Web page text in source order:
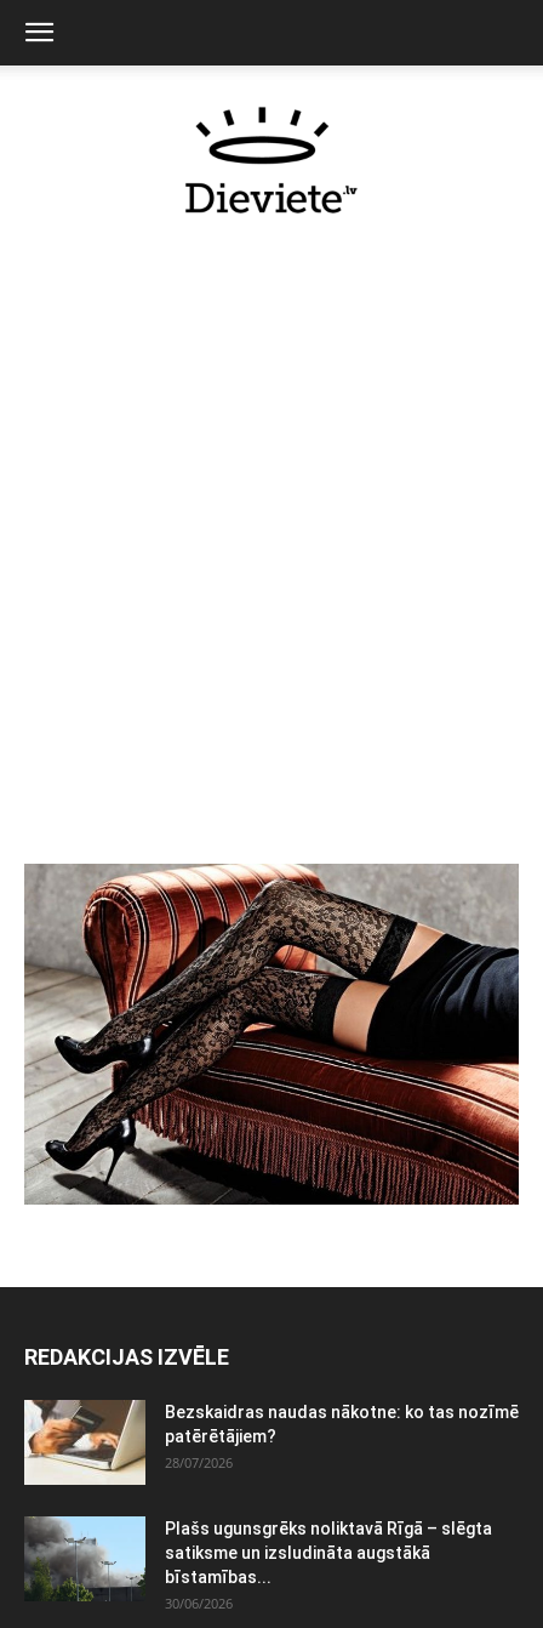
REDAKCIJAS IZVĒLE
Bezskaidras naudas nākotne: ko tas nozīmē
patērētājiem?
28/07/2026
Plašs ugunsgrēks noliktavā Rīgā – slēgta
satiksme un izsludināta augstākā
bīstamības...
30/06/2026